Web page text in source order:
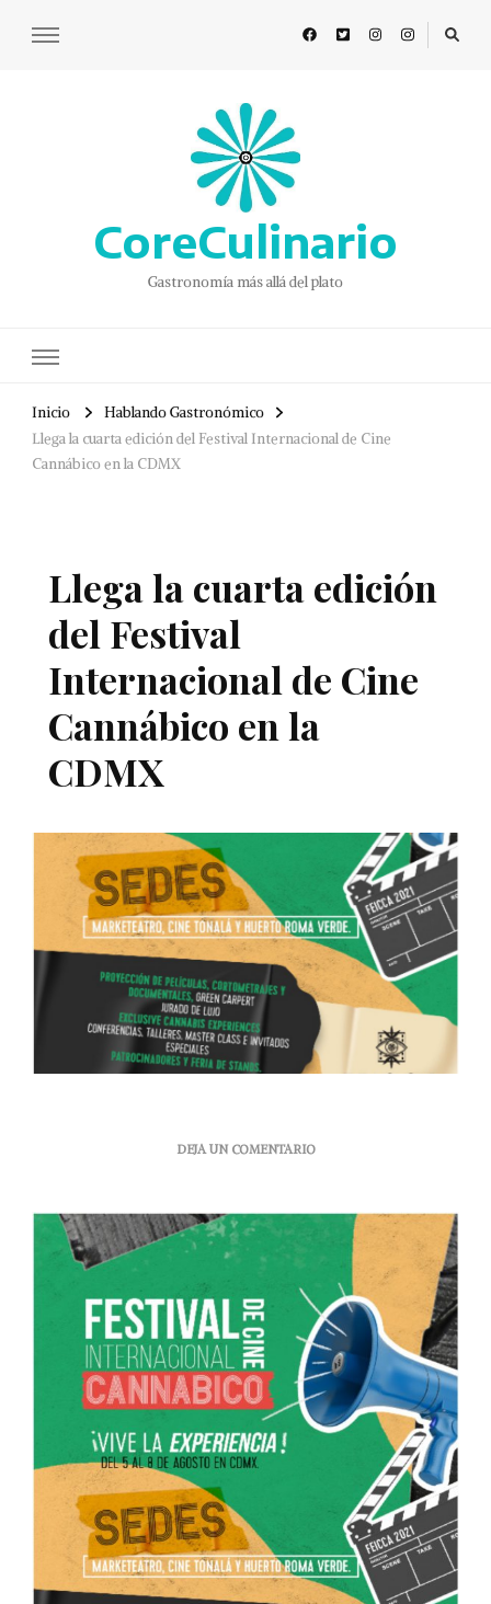
CoreCulinario
Gastronomía más allá del plato
Inicio
Hablando Gastronómico
Llega la cuarta edición del Festival Internacional de Cine
Cannábico en la CDMX
Llega la cuarta edición
del Festival
Internacional de Cine
Cannábico en la
CDMX
DEJA UN COMENTARIOEN
CUARTA
EDICIÓN
FESTIVAL
INTERNACIONAL
DE
CINE
CANNÁBICO
EN
LA
CDMX